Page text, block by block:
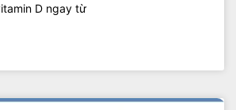
D ngay từ